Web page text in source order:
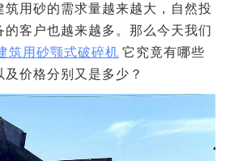
筑用砂的需求量越来越大，自然投
的客户也越来越多。那么今天我们
筑用砂颚式破碎机 它究竟有哪些
价格分别又是多少？